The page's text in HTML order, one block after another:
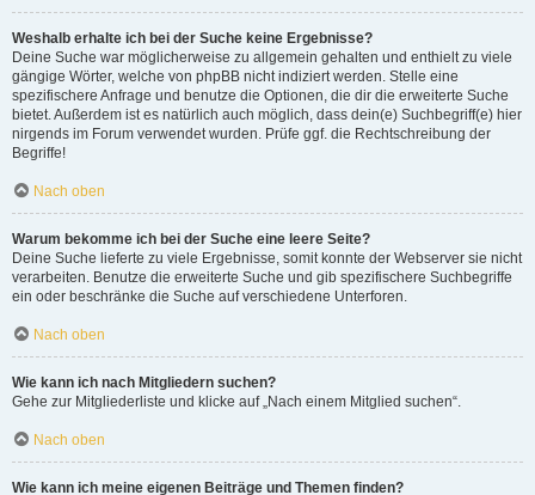
Weshalb erhalte ich bei der Suche keine Ergebnisse?
Deine Suche war möglicherweise zu allgemein gehalten und enthielt zu viele
gängige Wörter, welche von phpBB nicht indiziert werden. Stelle eine
spezifischere Anfrage und benutze die Optionen, die dir die erweiterte Suche
bietet. Außerdem ist es natürlich auch möglich, dass dein(e) Suchbegriff(e) hier
nirgends im Forum verwendet wurden. Prüfe ggf. die Rechtschreibung der
Begriffe!
Nach oben
Warum bekomme ich bei der Suche eine leere Seite?
Deine Suche lieferte zu viele Ergebnisse, somit konnte der Webserver sie nicht
verarbeiten. Benutze die erweiterte Suche und gib spezifischere Suchbegriffe
ein oder beschränke die Suche auf verschiedene Unterforen.
Nach oben
Wie kann ich nach Mitgliedern suchen?
Gehe zur Mitgliederliste und klicke auf „Nach einem Mitglied suchen“.
Nach oben
Wie kann ich meine eigenen Beiträge und Themen finden?